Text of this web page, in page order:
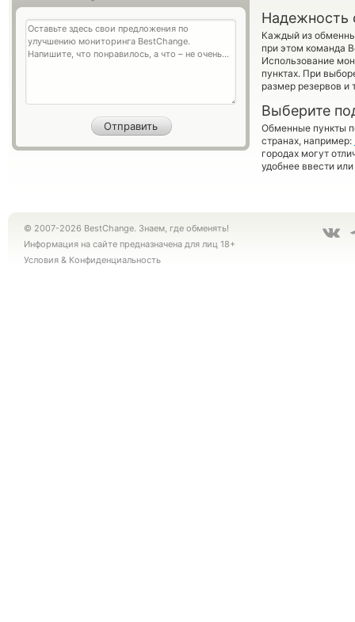
Надежность
Каждый из
при этом команда
Использование
пунктах. При
размер резервов и
Выберите
Обменные пункты
странах, например:
городах могут
удобнее ввести
© 2007-2026 BestChange. Знаем, где обменять!
Информация на сайте предназначена для лиц 18+
Условия & Конфиденциальность